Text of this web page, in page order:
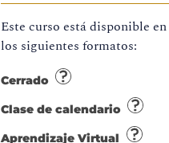
Este curso está disponible en
los siguientes formatos:
Cerrado
Clase de calendario
Aprendizaje Virtual